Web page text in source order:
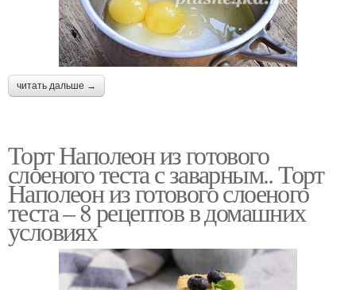
читать дальше →
Торт Наполеон из готового
слоеного теста с заварным.. Торт
Наполеон из готового слоеного
теста – 8 рецептов в домашних
условиях